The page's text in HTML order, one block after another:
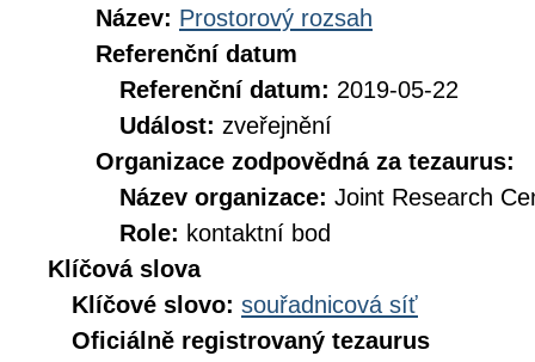
Název: Prostorový rozsah
Referenční datum
Referenční datum: 2019-05-22
Událost: zveřejnění
Organizace zodpovědná za tezaurus:
Název organizace: Joint Research
Role: kontaktní bod
Klíčová slova
Klíčové slovo: souřadnicová síť
Oficiálně registrovaný tezaurus